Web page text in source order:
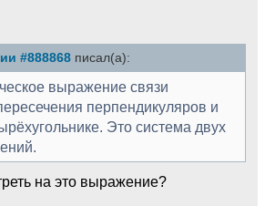
#888868 писал(а):
выражение связи
перпендикуляров и
Это система двух
на это выражение?